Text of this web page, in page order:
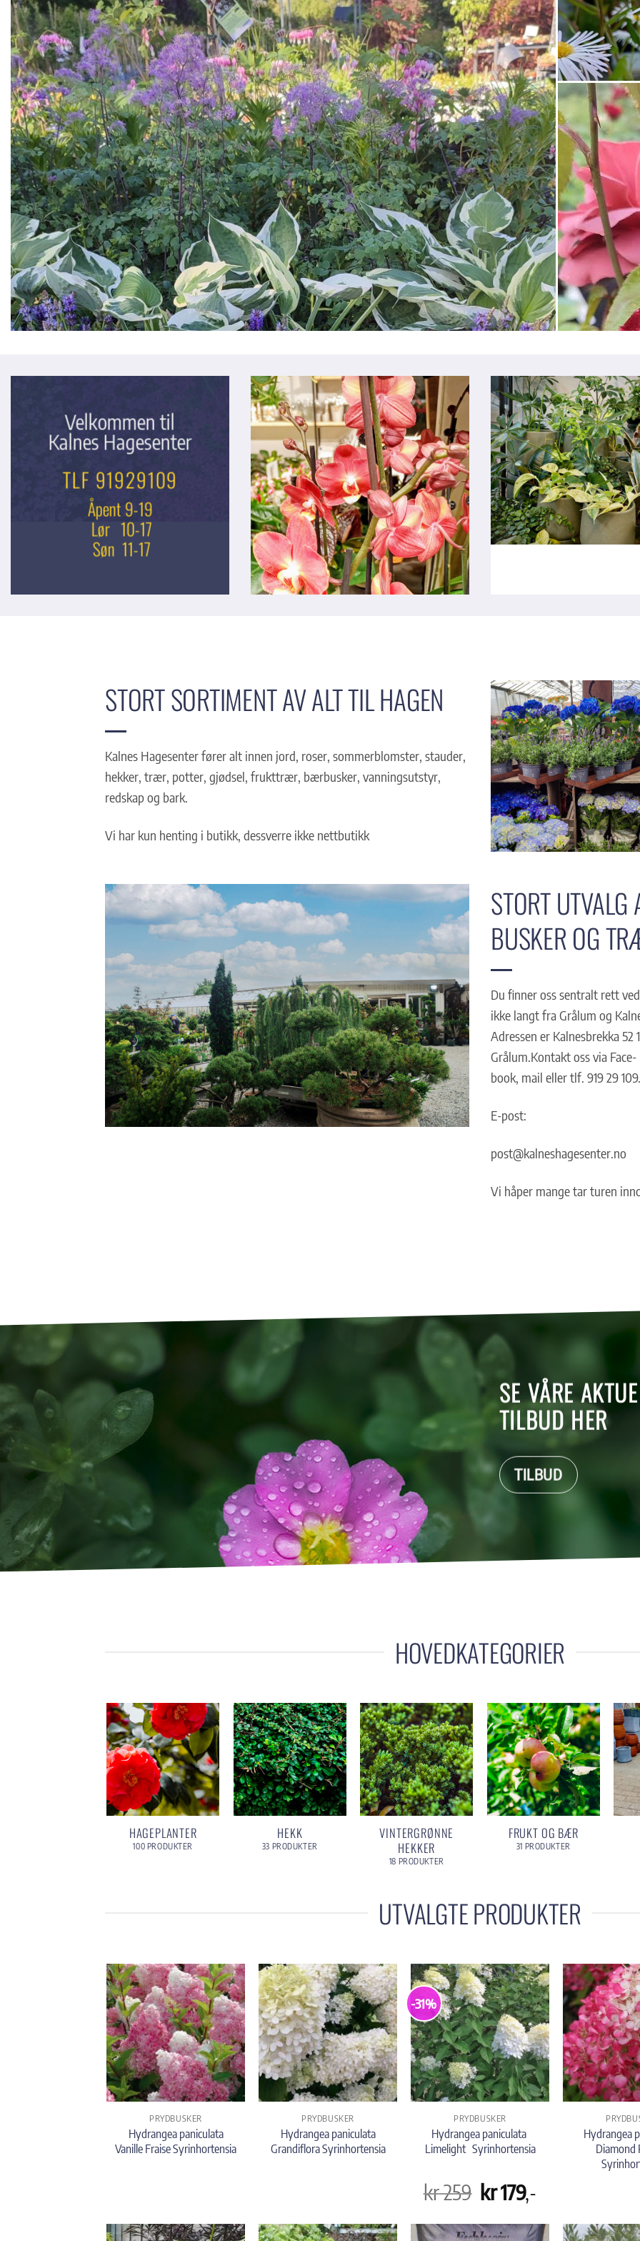
Velkommen til
Kalnes Hagesenter
TLF 91929109
Åpent 9-19
Lør 10-17
Søn 11-17
STORT SORTIMENT AV ALT TIL HAGEN
Kalnes Hagesenter fører alt innen jord, roser, sommerblomster, stauder,
hekker, trær, potter, gjødsel, frukttrær, bærbusker, vanningsutstyr,
redskap og bark.
Vi har kun henting i butikk, dessverre ikke nettbutikk
STORT UTVALG
BUSKER OG
Du finner oss sentralt rett
ikke langt fra Grålum og
Adressen er Kalnesbrekka 52
Grålum.Kontakt oss via Face-
book, mail eller tlf. 919 29 109.
E-post:
post@kalneshagesenter.no
Vi håper mange tar turen
SE VÅRE
TILBUD HER
TILBUD
HOVEDKATEGORIER
HAGEPLANTER
100 PRODUKTER
HEKK
33 PRODUKTER
VINTERGRØNNE
HEKKER
18 PRODUKTER
FRUKT OG BÆR
31 PRODUKTER
UTVALGTE PRODUKTER
PRYDBUSKER
Hydrangea paniculata
Vanille Fraise Syrinhortensia
PRYDBUSKER
Hydrangea paniculata
Grandiflora Syrinhortensia
-31%
PRYDBUSKER
Hydrangea paniculata
Limelight Syrinhortensia
kr259
Opprinnelig
pris
var:
kr179pris
er:
,-
Hydrangea
Diamond